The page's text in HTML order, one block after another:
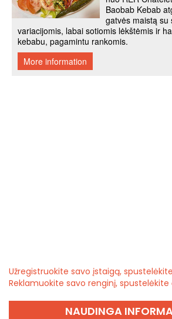
Užregistruokite savo įstaigą,
Reklamuokite savo renginį, spustelėkite
NAUDINGA